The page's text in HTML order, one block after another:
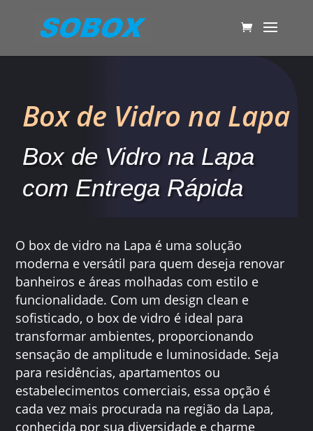
Box de Vidro na Lapa
Box de Vidro na Lapa
com Entrega Rápida
O box de vidro na Lapa é uma solução
moderna e versátil para quem deseja renovar
banheiros e áreas molhadas com estilo e
funcionalidade. Com um design clean e
sofisticado, o box de vidro é ideal para
transformar ambientes, proporcionando
sensação de amplitude e luminosidade. Seja
para residências, apartamentos ou
estabelecimentos comerciais, essa opção é
cada vez mais procurada na região da Lapa,
conhecida por sua diversidade e charme